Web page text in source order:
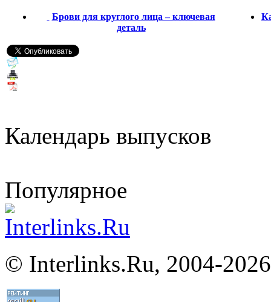
Брови для круглого лица – ключевая
деталь
Календарь выпусков
Популярное
© Interlinks.Ru, 2004-2026